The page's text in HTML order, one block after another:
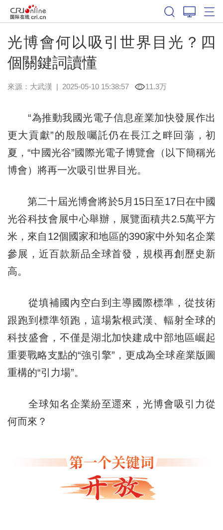
光博會何以吸引世界目光？四
個關鍵詞讀懂
來源： 大武漢 | 2025-05-10 15:38:57 11.3万
“為推動我國光電子信息産業加快發展作出
更大貢獻”的殷殷囑託仍在長江之畔回蕩，初
夏，“中國光谷”國際光電子博覽會（以下簡稱光
博會）將再一次吸引世界目光。
第二十屆光博會將於5月15日至17日在中國
光谷科技會展中心舉辦，展覽面積共2.5萬平方
米，來自12個國家和地區的390家中外知名企業
參展，近百款新品全球首發，規模再創歷史新
高。
從填補國內空白到主導國際標準，從技術
跟跑到標準領跑，這場紮根武漢、輻射全球的
科技盛會，不僅是湖北加快建成中部地區崛起
重要戰略支點的“強引擎”，更成為全球産業版圖
重構的“引力場”。
全球知名企業紛至遝來，光博會吸引力從
何而來？